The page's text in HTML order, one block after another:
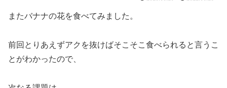
またバナナの花を食べてみました。
前回とりあえずアクを抜けばそこそこ食べられると言うこ
とがわかったので、